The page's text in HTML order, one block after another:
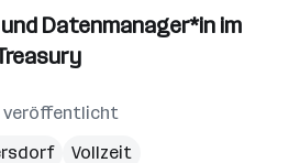
Datenmanager*in im
veröffentlicht
Vollzeit